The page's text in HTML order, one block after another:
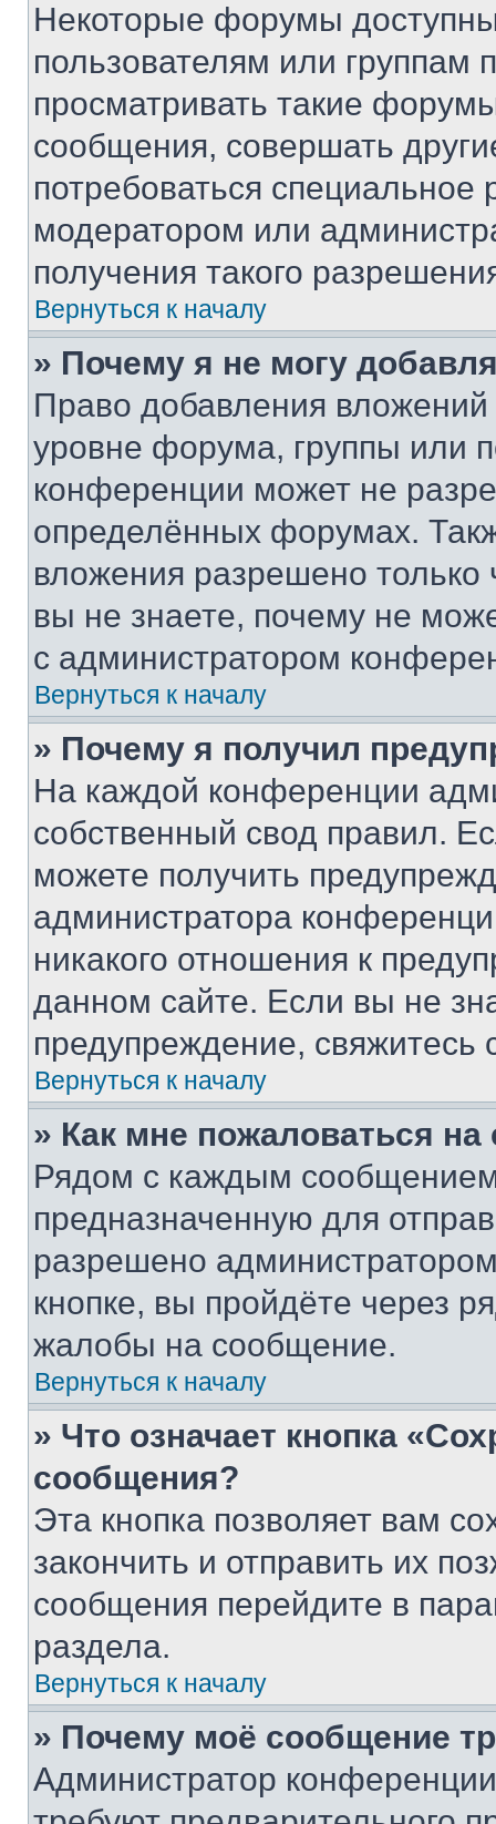
Некоторые форумы
пользователям или группам
просматривать такие
сообщения, совершать
потребоваться
модератором или
получения такого
Вернуться к началу
» Почему я не могу
Право добавления
уровне форума, группы или
конференции может не
определённых форумах.
вложения разрешено
вы не знаете, почему не
с администратором
Вернуться к началу
» Почему я получил
На каждой конференции
собственный свод правил.
можете получить
администратора
никакого отношения к
данном сайте. Если вы не
предупреждение,
Вернуться к началу
» Как мне пожаловаться
Рядом с каждым сообщением
предназначенную для
разрешено
кнопке, вы пройдёте через
жалобы на сообщение.
Вернуться к началу
» Что означает кнопка
сообщения?
Эта кнопка позволяет вам
закончить и отправить их
сообщения перейдите в
раздела.
Вернуться к началу
» Почему моё сообщение
Администратор